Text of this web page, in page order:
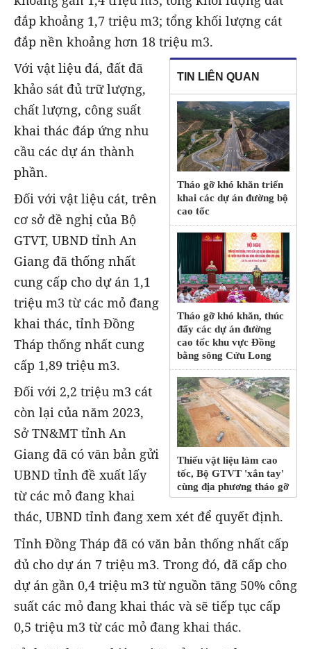
đắp khoảng 1,7 triệu m3; tổng khối lượng cát
đắp nền khoảng hơn 18 triệu m3.
TIN LIÊN QUAN
Tháo gỡ khó khăn triển
khai các dự án đường bộ
cao tốc
Tháo gỡ khó khăn, thúc
đẩy các dự án đường
cao tốc khu vực Đồng
bằng sông Cửu Long
Thiếu vật liệu làm cao
tốc, Bộ GTVT 'xắn tay'
cùng địa phương tháo gỡ
Với vật liệu đá, đất đã
khảo sát đủ trữ lượng,
chất lượng, công suất
khai thác đáp ứng nhu
cầu các dự án thành
phần.
Đối với vật liệu cát, trên
cơ sở đề nghị của Bộ
GTVT, UBND tỉnh An
Giang đã thống nhất
cung cấp cho dự án 1,1
triệu m3 từ các mỏ đang
khai thác, tỉnh Đồng
Tháp thống nhất cung
cấp 1,89 triệu m3.
Đối với 2,2 triệu m3 cát
còn lại của năm 2023,
Sở TN&MT tỉnh An
Giang đã có văn bản gửi
UBND tỉnh đề xuất lấy
từ các mỏ đang khai
thác, UBND tỉnh đang xem xét để quyết định.
Tỉnh Đồng Tháp đã có văn bản thống nhất cấp
đủ cho dự án 7 triệu m3. Trong đó, đã cấp cho
dự án gần 0,4 triệu m3 từ nguồn tăng 50% công
suất các mỏ đang khai thác và sẽ tiếp tục cấp
0,5 triệu m3 từ các mỏ đang khai thác.